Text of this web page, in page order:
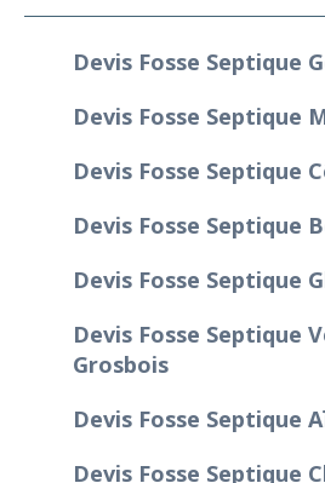
Devis Fosse Septique
Devis Fosse Septique
Devis Fosse Septique
Devis Fosse Septique
Devis Fosse Septique
Devis Fosse Septique
Grosbois
Devis Fosse Septique
Devis Fosse Septique